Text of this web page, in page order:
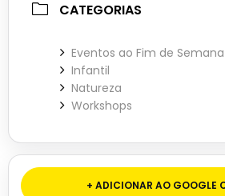
CATEGORIAS
Eventos ao Fim de Semana
Infantil
Natureza
Workshops
+ ADICIONAR AO GOOGLE